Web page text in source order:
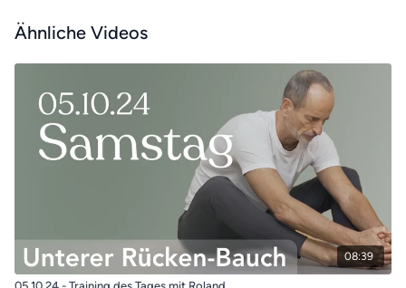
Ähnliche Videos
08:39